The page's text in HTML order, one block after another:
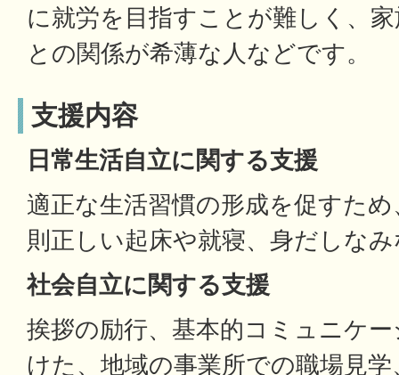
に就労を目指すことが難しく、
との関係が希薄な人などです。
支援内容
日常生活自立に関する支援
適正な生活習慣の形成を促すた
則正しい起床や就寝、身だしな
社会自立に関する支援
挨拶の励行、基本的コミュニケ
けた、地域の事業所での職場見